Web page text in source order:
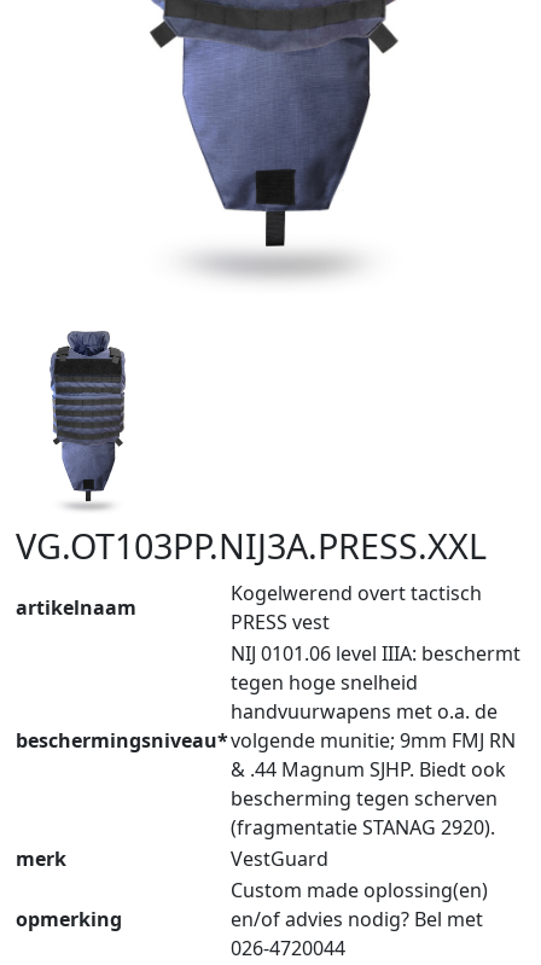
VG.OT103PP.NIJ3A.PRESS.XXL
artikelnaam
Kogelwerend overt tactisch
PRESS vest
beschermingsniveau*
NIJ 0101.06 level IIIA: beschermt
tegen hoge snelheid
handvuurwapens met o.a. de
volgende munitie; 9mm FMJ RN
& .44 Magnum SJHP. Biedt ook
bescherming tegen scherven
(fragmentatie STANAG 2920).
merk
VestGuard
opmerking
Custom made oplossing(en)
en/of advies nodig? Bel met
026-4720044